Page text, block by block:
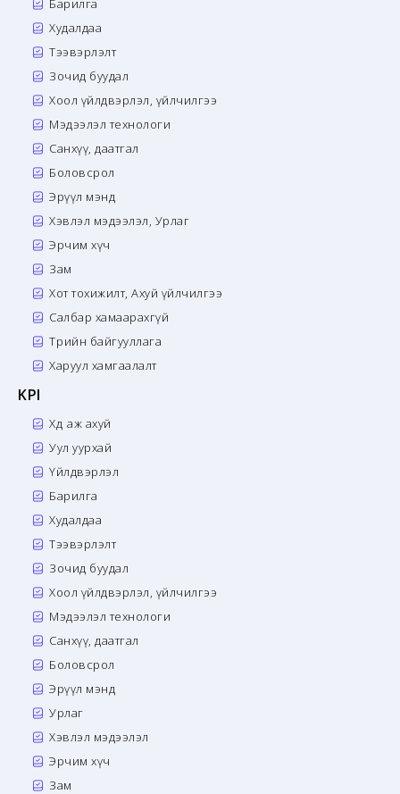
Худалдаа
Тээвэрлэлт
Зочид буудал
Хоол үйлдвэрлэл, үйлчилгээ
Мэдээлэл технологи
Санхүү, даатгал
Боловсрол
Эрүүл мэнд
Хэвлэл мэдээлэл, Урлаг
Эрчим хүч
Зам
Хот тохижилт, Ахуй үйлчилгээ
Салбар хамаарахгүй
Төрийн байгууллага
Харуул хамгаалалт
KPI
Хөдөө аж ахуй
Уул уурхай
Үйлдвэрлэл
Барилга
Худалдаа
Тээвэрлэлт
Зочид буудал
Хоол үйлдвэрлэл, үйлчилгээ
Мэдээлэл технологи
Санхүү, даатгал
Боловсрол
Эрүүл мэнд
Урлаг
Хэвлэл мэдээлэл
Эрчим хүч
Зам